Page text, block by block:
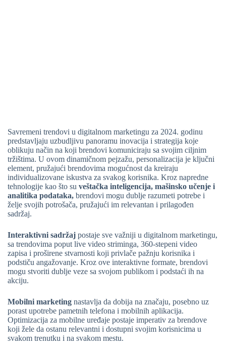
Savremeni trendovi u digitalnom marketingu za 2024. godinu
predstavljaju uzbudljivu panoramu inovacija i strategija koje
oblikuju način na koji brendovi komuniciraju sa svojim ciljnim
tržištima. U ovom dinamičnom pejzažu, personalizacija je ključni
element, pružajući brendovima mogućnost da kreiraju
individualizovane iskustva za svakog korisnika. Kroz napredne
tehnologije kao što su veštačka inteligencija, mašinsko učenje i
analitika podataka, brendovi mogu dublje razumeti potrebe i
želje svojih potrošača, pružajući im relevantan i prilagođen
sadržaj.
Interaktivni sadržaj postaje sve važniji u digitalnom marketingu,
sa trendovima poput live video striminga, 360-stepeni video
zapisa i proširene stvarnosti koji privlače pažnju korisnika i
podstiču angažovanje. Kroz ove interaktivne formate, brendovi
mogu stvoriti dublje veze sa svojom publikom i podstaći ih na
akciju.
Mobilni marketing nastavlja da dobija na značaju, posebno uz
porast upotrebe pametnih telefona i mobilnih aplikacija.
Optimizacija za mobilne uređaje postaje imperativ za brendove
koji žele da ostanu relevantni i dostupni svojim korisnicima u
svakom trenutku i na svakom mestu.